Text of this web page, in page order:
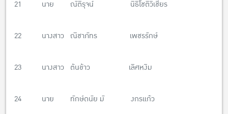
21 นาย ณัติรุจน์ นิธิโชติวิเชียร
22 นางสาว ณิชาภัทร เพชรรักษ์
23 นางสาว ต้นข้าว เลิศหงิม
24 นาย ทักษ์ดนัย มั งกรแก้ว